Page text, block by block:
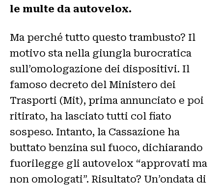
le multe da autovelox.
Ma perché tutto questo trambusto? Il
motivo sta nella giungla burocratica
sull’omologazione dei dispositivi. Il
famoso decreto del Ministero dei
Trasporti (Mit), prima annunciato e poi
ritirato, ha lasciato tutti col fiato
sospeso. Intanto, la Cassazione ha
buttato benzina sul fuoco, dichiarando
fuorilegge gli autovelox “approvati ma
non omologati”. Risultato? Un’ondata di